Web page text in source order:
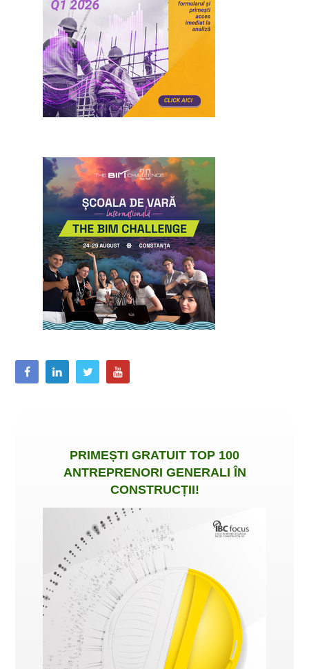
PRIMEȘTI GRATUIT TOP 100
ANTREPRENORI GENERALI ÎN
CONSTRUCȚII!